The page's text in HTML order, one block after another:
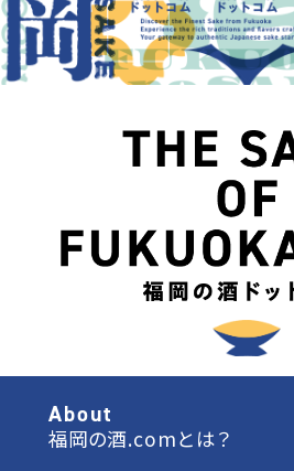
About
福岡の酒.comとは？